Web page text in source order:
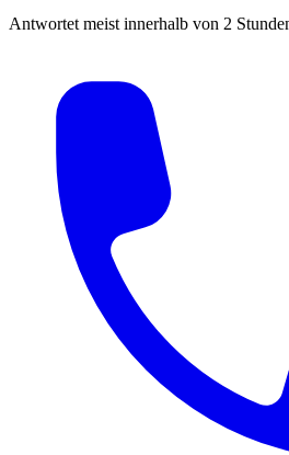
Antwortet meist innerhalb von 2